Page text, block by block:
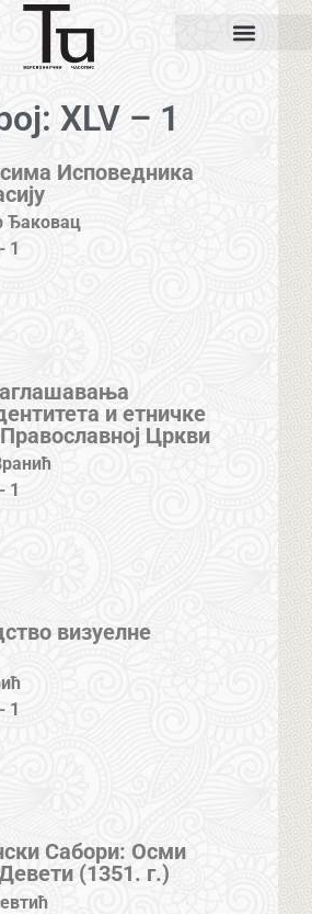
XLV – 1
Исповедника
Ђаковац
1
и етничке
Цркви
1
визуелне
1
Сабори: Осми
(1351. г.)